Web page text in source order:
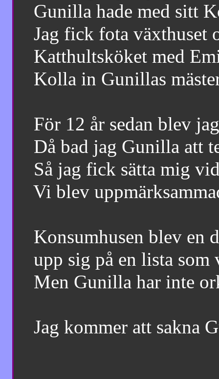
Gunilla hade med sitt
Jag fick fota växthuset
Katthultsköket med
Kolla in Gunillas
För 12 år sedan blev
Då bad jag Gunilla att
Så jag fick sätta mig
Vi blev
Konsumhusen blev en
upp sig på en lista som
Men Gunilla har inte
Jag kommer att sakna